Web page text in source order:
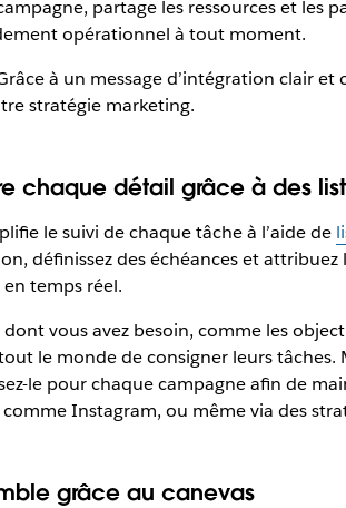
partage les ressources et les
opérationnel à tout moment.
à un message d’intégration clair
stratégie marketing.
chaque détail grâce à des
le suivi de chaque tâche à l’aide de
définissez des échéances et
temps réel.
vous avez besoin, comme les
le monde de consigner leurs tâches.
le pour chaque campagne afin de
Instagram, ou même via des
grâce au canevas